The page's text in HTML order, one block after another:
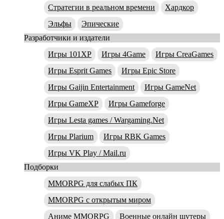
Стратегии в реальном времени
Хардкор
Эльфы
Эпические
Разработчики и издатели
Игры 101XP
Игры 4Game
Игры CreaGames
Игры Esprit Games
Игры Epic Store
Игры Gaijin Entertainment
Игры GameNet
Игры GameXP
Игры Gameforge
Игры Lesta games / Wargaming.Net
Игры Plarium
Игры RBK Games
Игры VK Play / Mail.ru
Подборки
MMORPG для слабых ПК
MMORPG с открытым миром
Аниме MMORPG
Военные онлайн шутеры